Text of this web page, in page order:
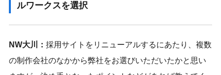
ルワークスを選択
NW大川： 採用サイトをリニューアルするにあたり、複数
の制作会社のなかから弊社をお選びいただいたかと思い